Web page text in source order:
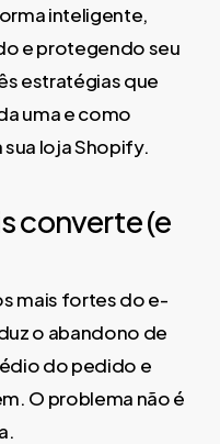
inteligente,
e protegendo seu
estratégias que
uma e como
loja Shopify.
converte (e
mais fortes do e-
o abandono de
do pedido e
O problema não é